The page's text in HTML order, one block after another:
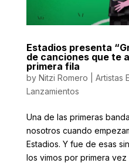
Estadios presenta
de canciones que te
primera fila
by Nitzi Romero Artistas
Lanzamientos
Una de las primeras
nosotros cuando
Estadios. Y fue de esas
los vimos por primera